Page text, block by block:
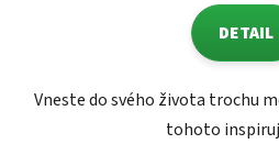
DETAIL
Vneste do svého života trochu
tohoto